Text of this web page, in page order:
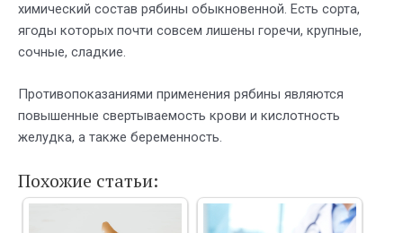
химический состав рябины обыкновенной. Есть сорта,
ягоды которых почти совсем лишены горечи, крупные,
сочные, сладкие.
Противопоказаниями применения рябины являются
повышенные свертываемость крови и кислотность
желудка, а также беременность.
Похожие статьи: